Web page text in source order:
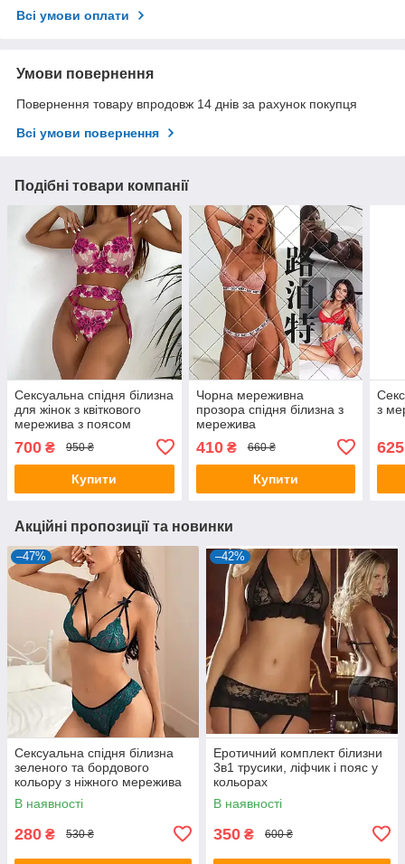
Всі умови оплати
Умови повернення
Повернення товару впродовж 14 днів за рахунок покупця
Всі умови повернення
Подібні товари компанії
Сексуальна спідня білизна
для жінок з квіткового
мережива з поясом
700 ₴ 950 ₴
Купити
Чорна мереживна
прозора спідня білизна з
мережива
410₴ 660 ₴
Купити
з
625
Акційні пропозиції та новинки
–47%
Сексуальна спідня білизна
зеленого та бордового
кольору з ніжного мережива
В наявності
280 ₴ 530 ₴
–42%
Еротичний комплект білизни
3в1 трусики, ліфчик і пояс у
кольорах
В наявності
350 ₴ 600 ₴